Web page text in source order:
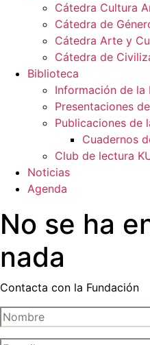
Cátedra Cultura
Cátedra de
Cátedra Arte y
Cátedra de
Biblioteca
Información de la
Presentaciones
Publicaciones de
Cuadernos
Club de lectura
Noticias
Agenda
No se ha
nada
Contacta con la Fundación